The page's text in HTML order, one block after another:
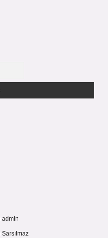
admin
Sarsılmaz